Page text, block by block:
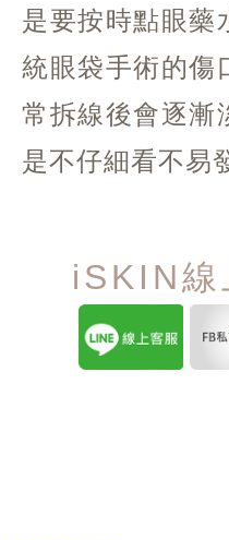
是要按時點眼藥
統眼袋手術的傷
常拆線後會逐漸
是不仔細看不易
iSKIN線